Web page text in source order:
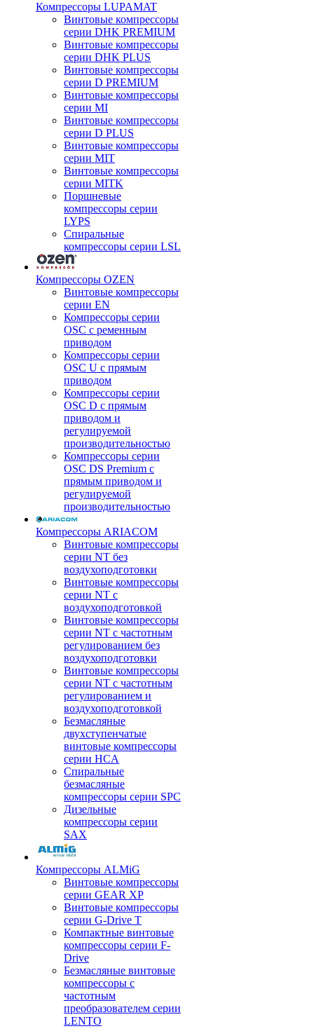
Компрессоры LUPAMAT
Винтовые компрессоры
серии DHK PREMIUM
Винтовые компрессоры
серии DHK PLUS
Винтовые компрессоры
серии D PREMIUM
Винтовые компрессоры
серии MI
Винтовые компрессоры
серии D PLUS
Винтовые компрессоры
серии MIT
Винтовые компрессоры
серии MITK
Поршневые
компрессоры серии
LYPS
Спиральные
компрессоры серии LSL
Компрессоры OZEN
Винтовые компрессоры
серии EN
Компрессоры серии
OSC с ременным
приводом
Компрессоры серии
OSC U с прямым
приводом
Компрессоры серии
OSC D с прямым
приводом и
регулируемой
производительностью
Компрессоры серии
OSC DS Premium с
прямым приводом и
регулируемой
производительностью
Компрессоры ARIACOM
Винтовые компрессоры
серии NT без
воздухоподготовки
Винтовые компрессоры
серии NT c
воздухоподготовкой
Винтовые компрессоры
серии NT с частотным
регулированием без
воздухоподготовки
Винтовые компрессоры
серии NT с частотным
регулированием и
воздухоподготовкой
Безмасляные
двухступенчатые
винтовые компрессоры
серии HCA
Спиральные
безмасляные
компрессоры серии SPC
Дизельные
компрессоры серии
SAX
Компрессоры ALMiG
Винтовые компрессоры
серии GEAR XP
Винтовые компрессоры
серии G-Drive T
Компактные винтовые
компрессоры серии F-
Drive
Безмасляные винтовые
компрессоры с
частотным
преобразователем серии
LENTO